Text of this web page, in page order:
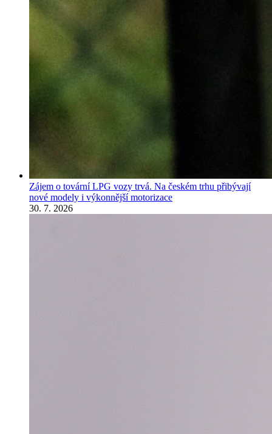
Zájem o tovární LPG vozy trvá. Na českém trhu přibývají
nové modely i výkonnější motorizace
30. 7. 2026